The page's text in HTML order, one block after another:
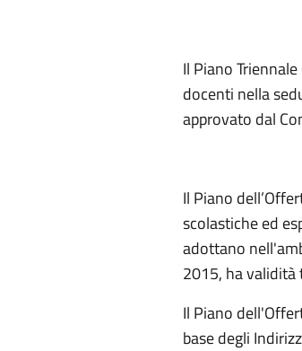
Il Piano
docenti nella
approvato dal
Il Piano
scolastiche ed
adottano
2015, ha validità
Il Piano
base degli